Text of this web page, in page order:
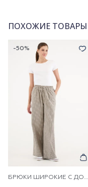
ПОХОЖИЕ ТОВАРЫ
-50%
БРЮКИ ШИРОКИЕ С ДОБАВЛЕНИЕМ ЛЬНА НА КУЛИСКЕ